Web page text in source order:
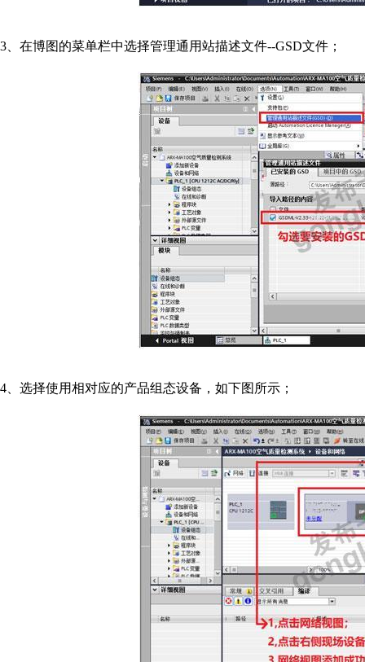
3 、在博图的菜单栏中选择管理通用站描述文件--GSD文件；
4 、选择使用相对应的产品组态设备，如下图所示；